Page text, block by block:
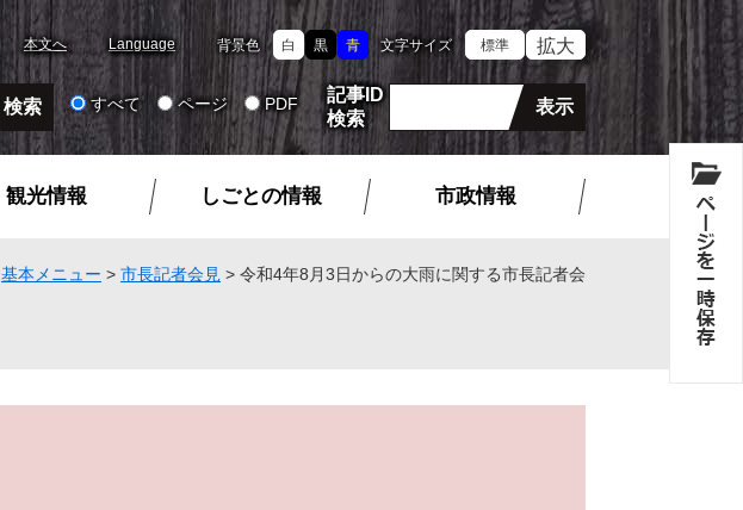
本文へ Language 背景色 白 黒 青 文字サイズ 標準 拡大
すべて ページ PDF
記事ID
検索
観光情報 しごとの情報 市政情報
基本メニュー > 市長記者会見 > 令和4年8月3日からの大雨に関する市長記者会